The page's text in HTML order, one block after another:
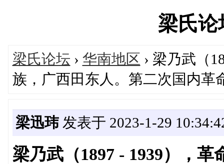
梁氏
梁氏论坛 › 华南地区 › 梁乃武（
族，广西田东人。第二次国内革
梁迅玮发表于 2023-1-29
梁乃武（1897 - 1939），